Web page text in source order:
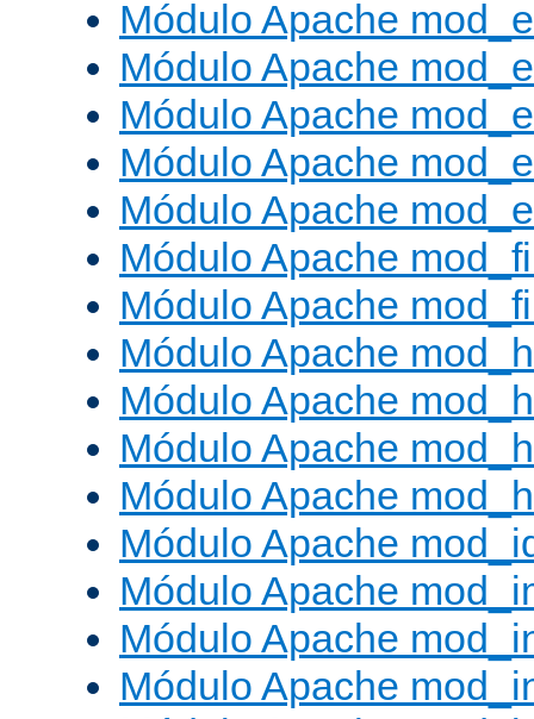
Módulo Apache
Módulo Apache
Módulo Apache
Módulo Apache
Módulo Apache
Módulo Apache
Módulo Apache
Módulo Apache
Módulo Apache
Módulo Apache
Módulo Apache
Módulo Apache
Módulo Apache
Módulo Apache
Módulo Apache